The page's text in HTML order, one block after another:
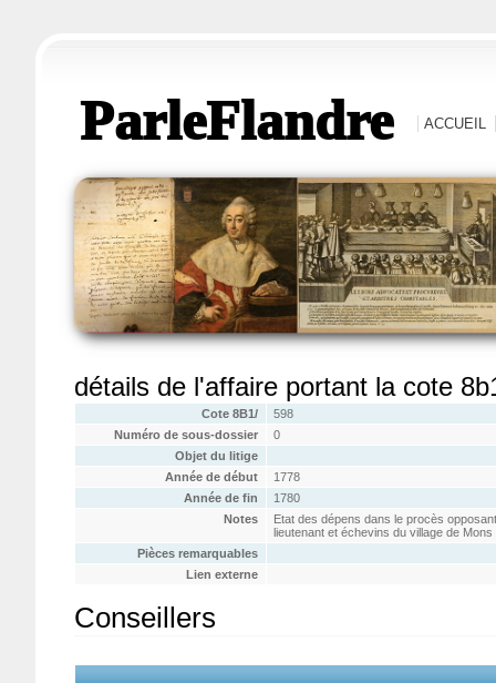
ParleFlandre ACCUEIL
détails de l'affaire portant la cote
Cote 8B1/
598
Numéro de sous-dossier
0
Objet du litige
Année de début
1778
Année de fin
1780
Notes
Etat des dépens dans le procès
lieutenant et échevins du village de
Pièces remarquables
Lien externe
Conseillers